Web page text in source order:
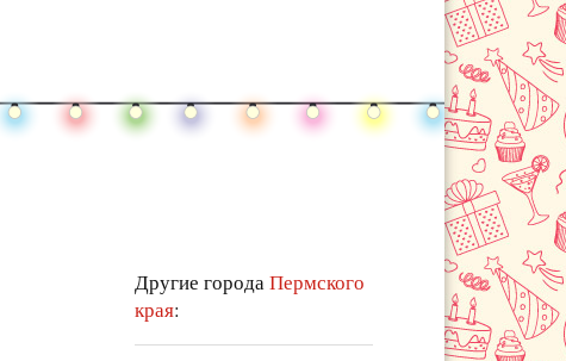
Другие городаПермского
края: